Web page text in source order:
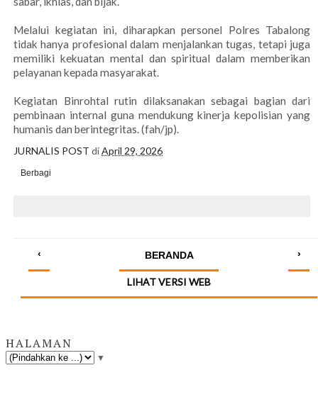
Melalui kegiatan ini, diharapkan personel Polres Tabalong
tidak hanya profesional dalam menjalankan tugas, tetapi juga
memiliki kekuatan mental dan spiritual dalam memberikan
pelayanan kepada masyarakat.
Kegiatan Binrohtal rutin dilaksanakan sebagai bagian dari
pembinaan internal guna mendukung kinerja kepolisian yang
humanis dan berintegritas. (fah/jp).
JURNALIS POST diApril 29, 2026
Berbagi
‹ ›
BERANDA
LIHAT VERSI WEB
HALAMAN
▼